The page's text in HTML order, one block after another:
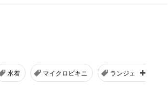
水着 マイクロビキニ ランジェリー